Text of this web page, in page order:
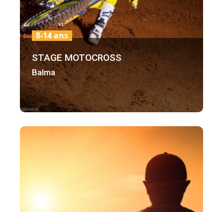
STAGE MOTOCROSS
Balma
8-14 ans